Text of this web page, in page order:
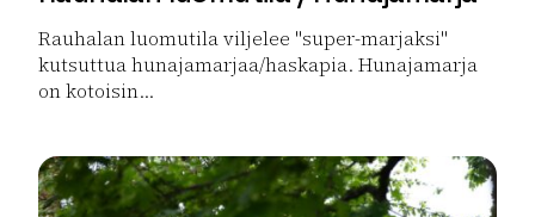
Rauhalan luomutila viljelee "super-marjaksi"
kutsuttua hunajamarjaa/haskapia. Hunajamarja
on kotoisin...